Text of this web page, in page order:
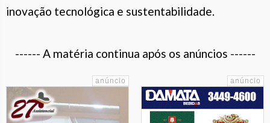
inovação tecnológica e sustentabilidade.
------ A matéria continua após os anúncios ------